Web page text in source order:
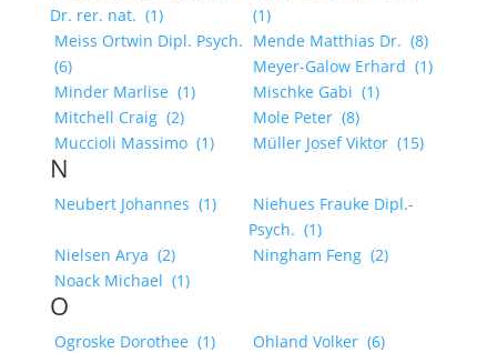
Dr. rer. nat. (1)
(1)
Meiss Ortwin Dipl. Psych.
(6)
Mende Matthias Dr. (8)
Meyer-Galow Erhard (1)
Minder Marlise (1) Mischke Gabi (1)
Mitchell Craig (2) Mole Peter (8)
Muccioli Massimo (1) Müller Josef Viktor (15)
N
Neubert Johannes (1)
Niehues Frauke Dipl.-
Psych. (1)
Nielsen Arya (2) Ningham Feng (2)
Noack Michael (1)
O
Ogroske Dorothee (1) Ohland Volker (6)